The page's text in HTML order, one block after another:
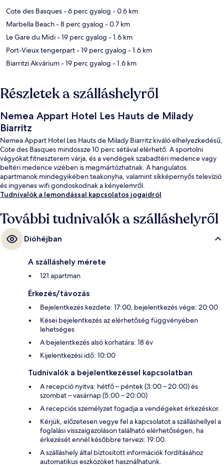
Cote des Basques- 6 perc gyalog - 0.6 km
Marbella Beach- 8 perc gyalog - 0.7 km
Le Gare du Midi- 19 perc gyalog - 1.6 km
Port-Vieux tengerpart- 19 perc gyalog - 1.6 km
Biarritzi Akvárium- 19 perc gyalog - 1.6 km
Részletek a szálláshelyről
Nemea Appart Hotel Les Hauts de Milady
Biarritz
Nemea Appart Hotel Les Hauts de Milady Biarritz kiváló elhelyezkedésű,
Cote des Basques mindössze 10 perc sétával elérhető. A sportolni
vágyókat fitneszterem várja, és a vendégek szabadtéri medence vagy
beltéri medence vizében is megmártózhatnak. A hangulatos
apartmanok mindegyikében teakonyha, valamint síkképernyős televízió
és ingyenes wifi gondoskodnak a kényelemről.
Tudnivalók a lemondással kapcsolatos jogaidról
További tudnivalók a szálláshelyről
Dióhéjban
A szálláshely mérete
121 apartman
Érkezés/távozás
Bejelentkezés kezdete: 17:00, bejelentkezés vége: 20:00
Kései bejelentkezés az elérhetőség függvényében
lehetséges
A bejelentkezés alsó korhatára: 18 év
Kijelentkezési idő: 10:00
Tudnivalók a bejelentkezéssel kapcsolatban
A recepció nyitva: hétfő – péntek (3:00 – 20:00) és
szombat – vasárnap (5:00 – 20:00)
A recepciós személyzet fogadja a vendégeket érkezéskor.
Kérjük, előzetesen vegye fel a kapcsolatot a szálláshellyel a
foglalási visszaigazoláson található elérhetőségen, ha
érkezését ennél későbbre tervezi: 19:00.
A szálláshely által biztosított információk fordításához
automatikus eszközöket használhatunk.